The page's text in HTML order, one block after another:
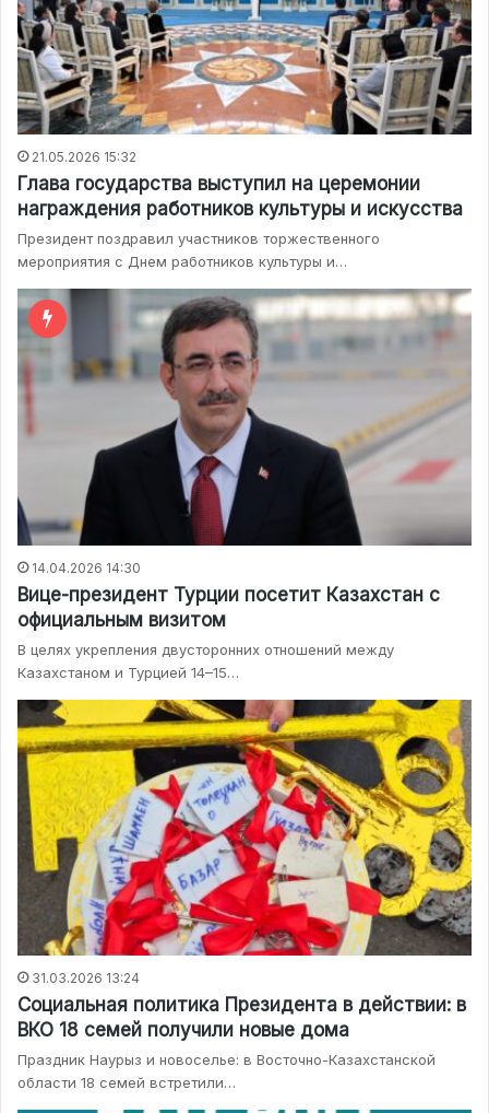
21.05.2026 15:32
Глава государства выступил на церемонии
награждения работников культуры и искусства
Президент поздравил участников торжественного
мероприятия с Днем работников культуры и…
14.04.2026 14:30
Вице-президент Турции посетит Казахстан с
официальным визитом
В целях укрепления двусторонних отношений между
Казахстаном и Турцией 14–15…
31.03.2026 13:24
Социальная политика Президента в действии: в
ВКО 18 семей получили новые дома
Праздник Наурыз и новоселье: в Восточно-Казахстанской
области 18 семей встретили…